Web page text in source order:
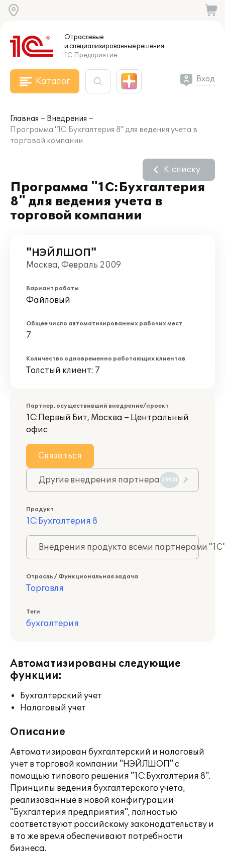
Отраслевые
и специализированныерешения
1С:Предприятие
Каталог Вход
Главная
Внедрения
Программа "1С:Бухгалтерия 8" для ведения учета в
торговой компании
Программа "1С:Бухгалтерия
8" для ведения учета в
торговой компании
К списку
"НЭЙЛШОП"
Москва, Февраль 2009
Вариант работы
Файловый
Общее число автоматизированных рабочих мест
7
Количество одновременно работающих клиентов
Толстый клиент: 7
Партнер, осуществивший внедрение/проект
1С:Первый Бит, Москва – Центральный
офис
Связаться
Другие внедрения партнера 29151
Продукт
1С:Бухгалтерия 8
Внедрения продукта всеми партнерами
Отрасль / Функциональная задача
Торговля
Теги
бухгалтерия
Автоматизированы следующие
функции:
Бухгалтерский учет
Налоговый учет
Описание
Автоматизирован бухгалтерский и налоговый
учет в торговой компании "НЭЙЛШОП" с
помощью типового решения "1С:Бухгалтерия 8".
Принципы ведения бухгалтерского учета,
реализованные в новой конфигурации
"Бухгалтерия предприятия", полностью
соответствуют российскому законодательству и
в то же время обеспечивают потребности
бизнеса.